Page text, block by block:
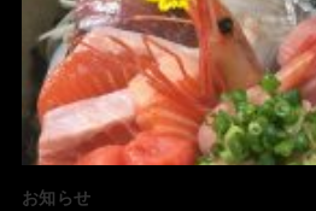
お知らせ